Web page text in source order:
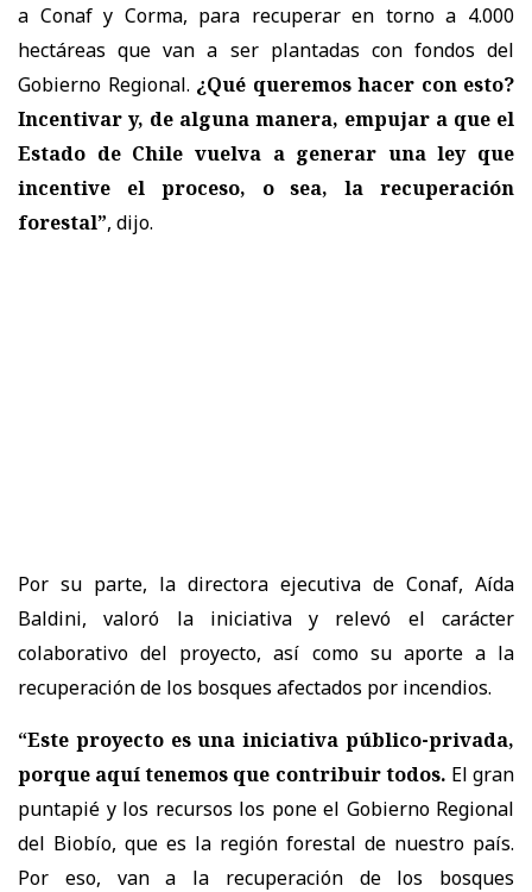
a Conaf y Corma, para recuperar en torno a 4.000
hectáreas que van a ser plantadas con fondos del
Gobierno Regional. ¿Qué queremos hacer con esto?
Incentivar y, de alguna manera, empujar a que el
Estado de Chile vuelva a generar una ley que
incentive el proceso, o sea, la recuperación
forestal”, dijo.
Por su parte, la directora ejecutiva de Conaf, Aída
Baldini, valoró la iniciativa y relevó el carácter
colaborativo del proyecto, así como su aporte a la
recuperación de los bosques afectados por incendios.
“Este proyecto es una iniciativa público-privada,
porque aquí tenemos que contribuir todos. El gran
puntapié y los recursos los pone el Gobierno Regional
del Biobío, que es la región forestal de nuestro país.
Por eso, van a la recuperación de los bosques